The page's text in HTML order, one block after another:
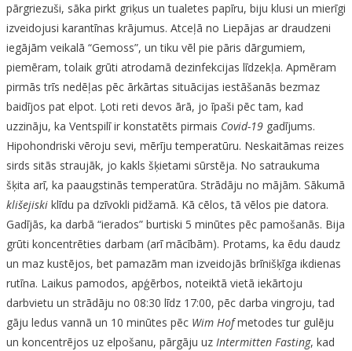
pārgriezuši, sāka pirkt griķus un tualetes papīru, biju klusi un mierīgi
izveidojusi karantīnas krājumus. Atceļā no Liepājas ar draudzeni
iegājām veikalā “Gemoss”, un tiku vēl pie pāris dārgumiem,
piemēram, tolaik grūti atrodamā dezinfekcijas līdzekļa. Apmēram
pirmās trīs nedēļas pēc ārkārtas situācijas iestāšanās bezmaz
baidījos pat elpot. Ļoti reti devos ārā, jo īpaši pēc tam, kad
uzzināju, ka Ventspilī ir konstatēts pirmais Covid-19 gadījums.
Hipohondriski vēroju sevi, mērīju temperatūru. Neskaitāmas reizes
sirds sitās straujāk, jo kakls šķietami sūrstēja. No satraukuma
šķita arī, ka paaugstinās temperatūra. Strādāju no mājām. Sākumā
klišejiski klīdu pa dzīvokli pidžamā. Kā cēlos, tā vēlos pie datora.
Gadījās, ka darbā “ierados” burtiski 5 minūtes pēc pamošanās. Bija
grūti koncentrēties darbam (arī mācībām). Protams, ka ēdu daudz
un maz kustējos, bet pamazām man izveidojās brīnišķīga ikdienas
rutīna. Laikus pamodos, apģērbos, noteiktā vietā iekārtoju
darbvietu un strādāju no 08:30 līdz 17:00, pēc darba vingroju, tad
gāju ledus vannā un 10 minūtes pēc Wim Hofmetodes tur gulēju
un koncentrējos uz elpošanu, pārgāju uz Intermitten Fasting, kad